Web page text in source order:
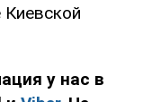
Киевской
у нас в